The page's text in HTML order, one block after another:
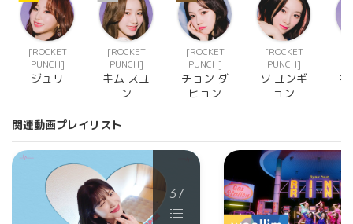
[ROCKET
PUNCH]
ジュリ
[ROCKET
PUNCH]
キム スユ
ン
[ROCKET
PUNCH]
チョン ダ
ヒョン
[ROCKET
PUNCH]
ソ ユンギ
ョン
キ
関連動画プレイリスト
37